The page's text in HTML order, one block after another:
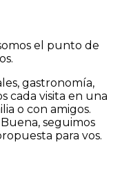
el punto de
gastronomía,
cada visita en una
o con amigos.
seguimos
para vos.